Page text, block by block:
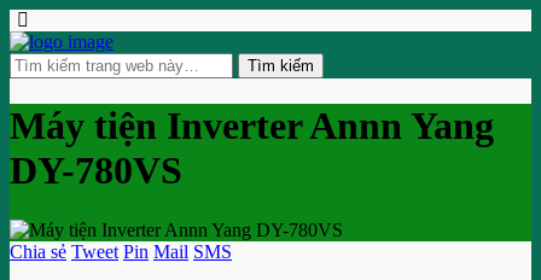
Máy tiện Inverter Annn Yang
DY-780VS
Chia sẻ Tweet Pin Mail SMS